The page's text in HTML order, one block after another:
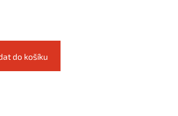
do košíku